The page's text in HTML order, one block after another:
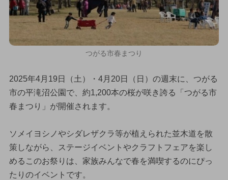
つがる市春まつり
2025年4月19日（土）・4月20日（日）の週末に、つがる
市の平滝沼公園で、約1,200本の桜が咲き誇る「つがる市
春まつり」が開催されます。
ソメイヨシノやシダレザクラ等が植えられた並木道を散
策しながら、ステージイベントやクラフトフェアを楽し
めるこのお祭りは、家族みんなで春を満喫するのにぴっ
たりのイベントです。